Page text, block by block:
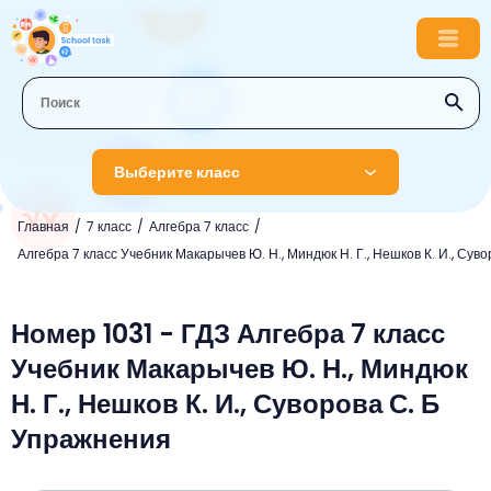
Выберите класс
Главная 7 класс
Алгебра 7 класс
Алгебра 7 класс Учебник Макарычев Ю. Н., Миндюк Н. Г., Нешков К. И.,
1 класс
Русский язык
Литературное чтение
Окружающий мир
Математика
Английский язык
Информатика
3 класс
Музыка
Окружающий мир
4 класс
Английский язык
Номер 1031 - ГДЗ Алгебра 7 класс
Учебник Макарычев Ю. Н., Миндюк
Н. Г., Нешков К. И., Суворова С. Б
Упражнения